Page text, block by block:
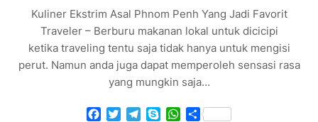
Kuliner Ekstrim Asal Phnom Penh Yang Jadi Favorit
Traveler – Berburu makanan lokal untuk dicicipi
ketika traveling tentu saja tidak hanya untuk mengisi
perut. Namun anda juga dapat memperoleh sensasi rasa
yang mungkin saja…
Facebook
TwitterTelegram
SkypeWhatsApp
Share